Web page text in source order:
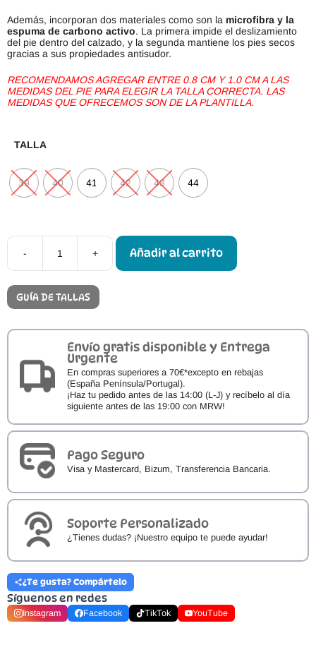
Además, incorporan dos materiales como son la microfibra y la
espuma de carbono activo. La primera impide el deslizamiento
del pie dentro del calzado, y la segunda mantiene los pies secos
gracias a sus propiedades antisudor.
RECOMENDAMOS AGREGAR ENTRE 0.8 CM Y 1.0 CM A LAS
MEDIDAS DEL PIE PARA ELEGIR LA TALLA CORRECTA. LAS
MEDIDAS QUE OFRECEMOS SON DE LA PLANTILLA.
TALLA
39 40 41 42 43 44
-
Calzado
Respetuoso
+ Añadir al carrito
GUÍA DE TALLAS
Envío gratis disponible y Entrega
Urgente
En compras superiores a 70€*excepto en rebajas
(España Península/Portugal).
¡Haz tu pedido antes de las 14:00 (L-J) y recíbelo al día
siguiente antes de las 19:00 con MRW!
Pago Seguro
Visa y Mastercard, Bizum, Transferencia Bancaria.
Soporte Personalizado
¿Tienes dudas? ¡Nuestro equipo te puede ayudar!
¿Te gusta? Compártelo
Síguenos en redes
Instagram Facebook TikTok YouTube